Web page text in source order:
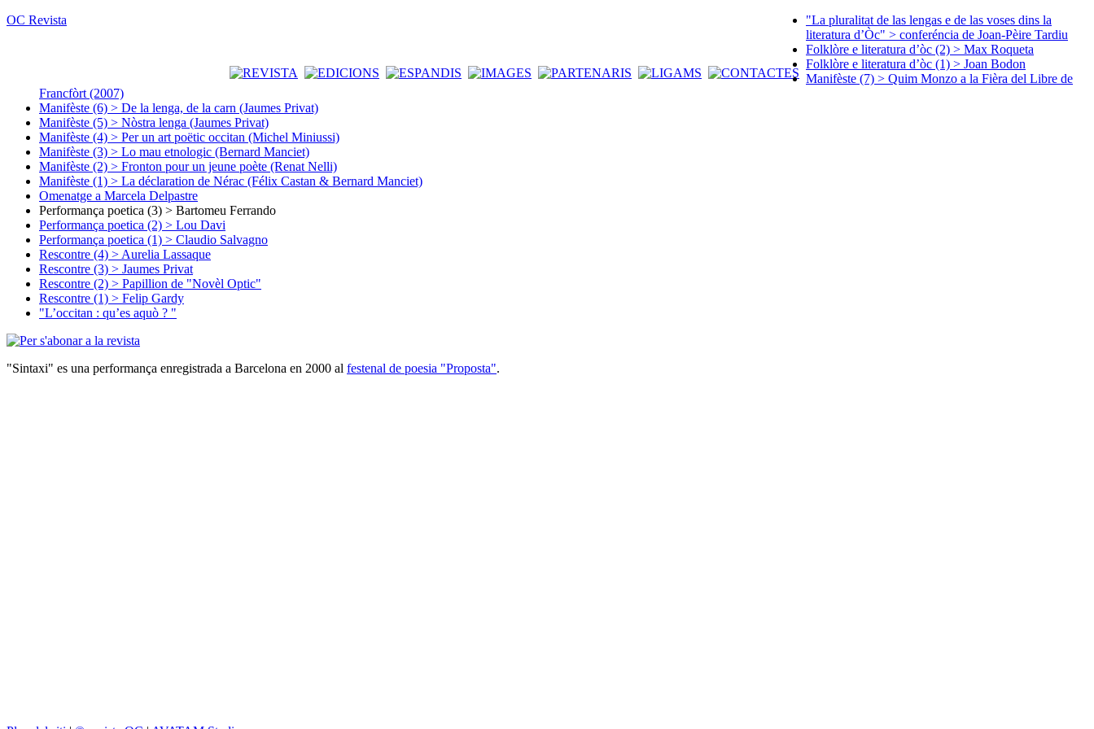
OC Revista
"La pluralitat de las lengas e de las voses dins la
literatura d’Òc" > conferéncia de Joan-Pèire Tardiu
Folklòre e literatura d’òc (2) > Max Roqueta
Folklòre e literatura d’òc (1) > Joan Bodon
Manifèste (7) > Quim Monzo a la Fièra del Libre de
Francfòrt (2007)
Manifèste (6) > De la lenga, de la carn (Jaumes Privat)
Manifèste (5) > Nòstra lenga (Jaumes Privat)
Manifèste (4) > Per un art poëtic occitan (Michel Miniussi)
Manifèste (3) > Lo mau etnologic (Bernard Manciet)
Manifèste (2) > Fronton pour un jeune poète (Renat Nelli)
Manifèste (1) > La déclaration de Nérac (Félix Castan & Bernard Manciet)
Omenatge a Marcela Delpastre
Performança poetica (3) > Bartomeu Ferrando
Performança poetica (2) > Lou Davi
Performança poetica (1) > Claudio Salvagno
Rescontre (4) > Aurelia Lassaque
Rescontre (3) > Jaumes Privat
Rescontre (2) > Papillion de "Novèl Optic"
Rescontre (1) > Felip Gardy
"L’occitan : qu’es aquò ? "
"Sintaxi" es una performança enregistrada a Barcelona en 2000 al festenal de poesia "Proposta".